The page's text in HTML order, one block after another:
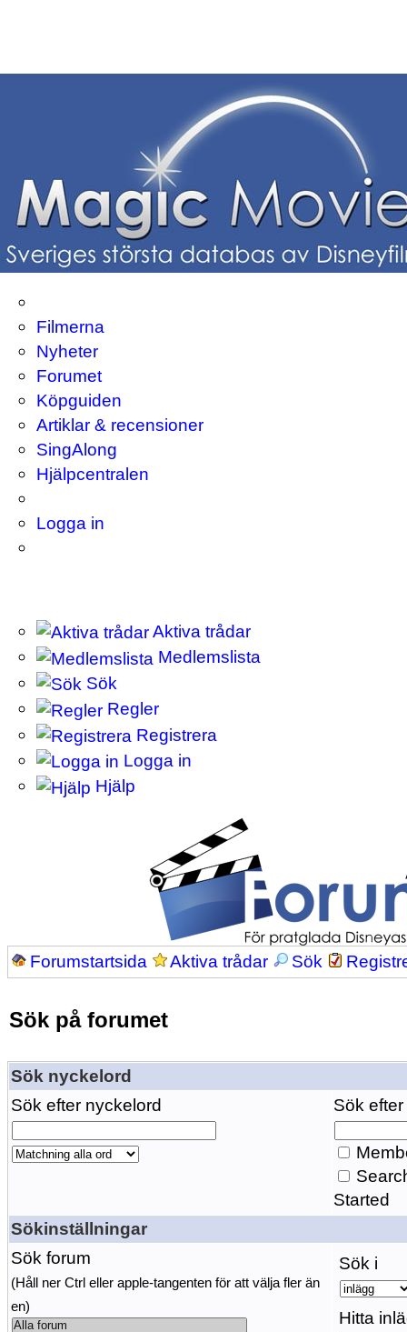
Filmerna
Nyheter
Forumet
Köpguiden
Artiklar & recensioner
SingAlong
Hjälpcentralen
Logga in
Aktiva trådar
Medlemslista
Sök
Regler
Registrera
Logga in
Hjälp
Forumstartsida Aktiva trådar Sök
Sök på forumet
Sök nyckelord
Sök efter nyckelord
Sök
Started
Sökinställningar
Sök forum
(Håll ner Ctrl eller apple-tangenten för att välja fler än
en)
Sök i
Hitta